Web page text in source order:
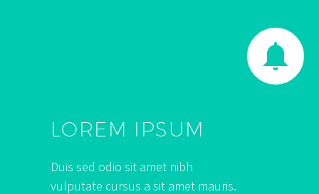


LOREM IPSUM
Duis sed odio sit amet nibh
vulputate cursus a sit amet mauris.